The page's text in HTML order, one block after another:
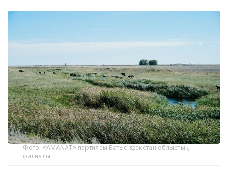
Фото: «AMANAT» партиясы Батыс Қазақстан облыстық
филиалы